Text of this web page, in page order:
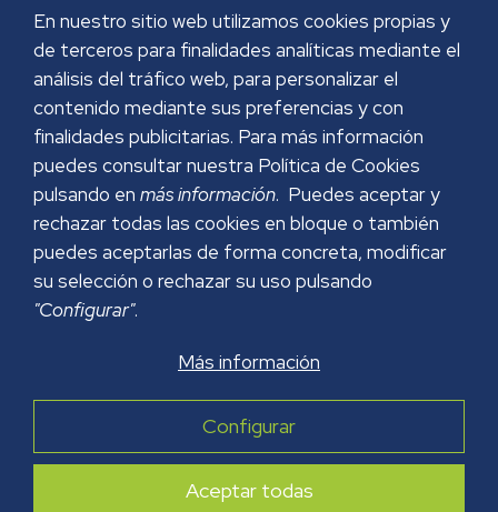
POLÍTICA DE PRIVACIDAD
POLÍTICA DE COOKIES
POLÍTICA DE SEGURIDAD
En nuestro sitio web utilizamos cookies propias y
de terceros para finalidades analíticas mediante el
análisis del tráfico web, para personalizar el
contenido mediante sus preferencias y con
finalidades publicitarias. Para más información
puedes consultar nuestra Política de Cookies
pulsando en más información. Puedes aceptar y
rechazar todas las cookies en bloque o también
puedes aceptarlas de forma concreta, modificar
su selección o rechazar su uso pulsando
"Configurar".
Más información
Configurar
Aceptar todas